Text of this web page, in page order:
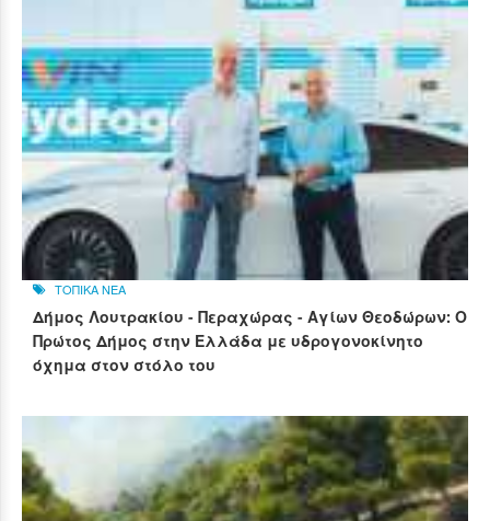
ΤΟΠΙΚΑ ΝΕΑ
Δήμος Λουτρακίου - Περαχώρας - Αγίων Θεοδώρων: Ο
Πρώτος Δήμος στην Ελλάδα με υδρογονοκίνητο
όχημα στον στόλο του